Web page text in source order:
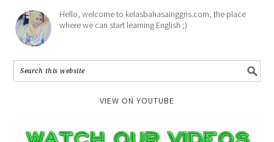
Hello, welcome to kelasbahasainggris.com, the place
where we can start learning English ;)
VIEW ON YOUTUBE